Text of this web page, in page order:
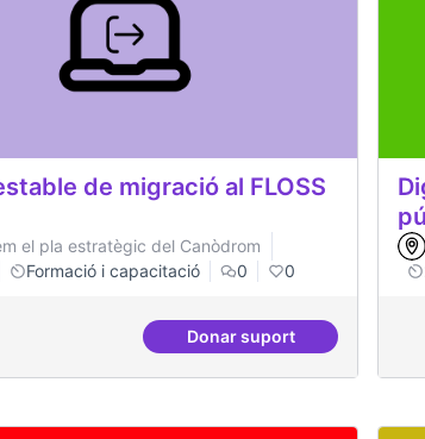
de migració al FLOSS
el pla estratègic del Canòdrom
Formació i capacitació 0 0
Donar suportServei estable de